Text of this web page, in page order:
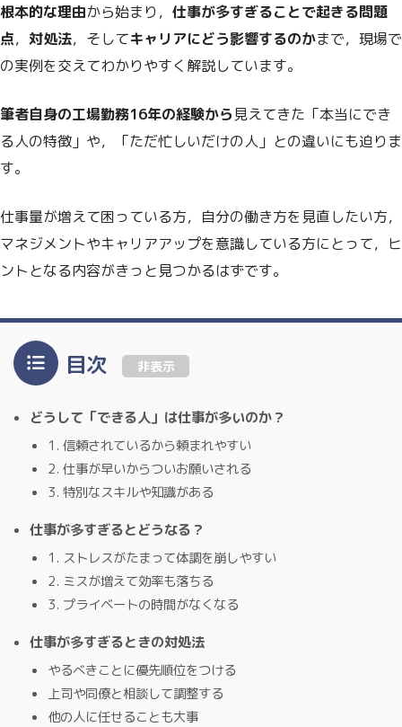
根本的な理由から始まり， 仕事が多すぎることで起きる問題
点， 対処法，そしてキャリアにどう影響するのかまで，現場で
の実例を交えてわかりやすく解説しています。
筆者自身の工場勤務16年の経験から見えてきた「本当にでき
る人の特徴」や，「ただ忙しいだけの人」との違いにも迫りま
す。
仕事量が増えて困っている方，自分の働き方を見直したい方，
マネジメントやキャリアアップを意識している方にとって，ヒ
ントとなる内容がきっと見つかるはずです。
目次 非表示
どうして「できる人」は仕事が多いのか？
1. 信頼されているから頼まれやすい
2. 仕事が早いからついお願いされる
3. 特別なスキルや知識がある
仕事が多すぎるとどうなる？
1. ストレスがたまって体調を崩しやすい
2. ミスが増えて効率も落ちる
3. プライベートの時間がなくなる
仕事が多すぎるときの対処法
やるべきことに優先順位をつける
上司や同僚と相談して調整する
他の人に任せることも大事